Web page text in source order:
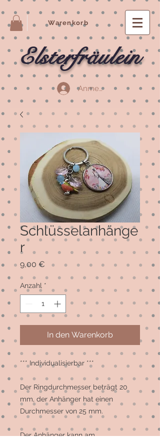
Warenkorb
Elsterfräulein
Anmelden
Schlüsselanhänge
r
9,00 € Preis
Anzahl *
In den Warenkorb
*** Individualisierbar ***
Der Ringdurchmesser beträgt 20
mm, der Anhänger hat einen
Durchmesser von 25 mm.
Der Anhänger kann am